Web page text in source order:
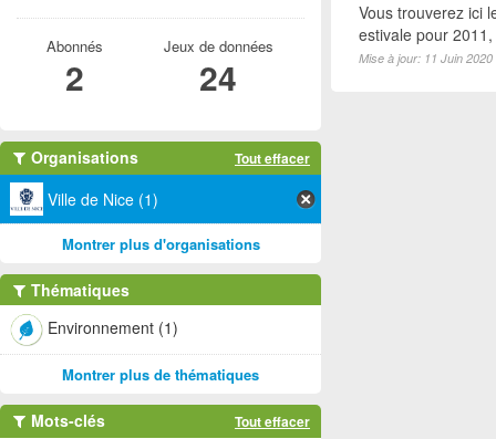
Vous trouverez ici
estivale pour
Mise à jour: 11 Juin 2020
Abonnés
2
Jeux de données
24
Organisations Tout effacer
Ville de Nice (1)
Montrer plus d'organisations
Thématiques
Environnement (1)
Montrer plus de thématiques
Mots-clés Tout effacer